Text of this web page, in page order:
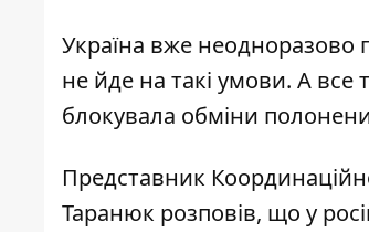
Україна вже неодноразово
не йде на такі умови. А все
блокувала обміни
Представник
Таранюк розповів, що у